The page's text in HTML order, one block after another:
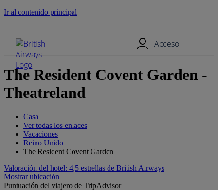
Ir al contenido principal
Acceso
The Resident Covent Garden -
Theatreland
Casa
Ver todas los enlaces
Vacaciones
Reino Unido
The Resident Covent Garden
Valoración del hotel: 4,5 estrellas de British Airways
Mostrar ubicación
Puntuación del viajero de TripAdvisor